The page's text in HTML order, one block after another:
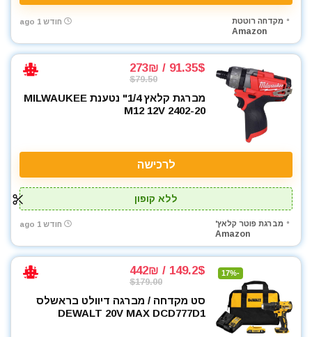
מקדחה רוטטת
Amazon
חודש 1 ago
91.35$ / 273₪
$79.50
מברגת קלאץ 1/4" נטענת MILWAUKEE
M12 12V 2402-20
לרכישה
ללא קופון
מברגת פוטר קלאץ'
Amazon
חודש 1 ago
-17%
149.2$ / 442₪
$179.00
סט מקדחה / מברגה דיוולט בראשלס
DEWALT 20V MAX DCD777D1